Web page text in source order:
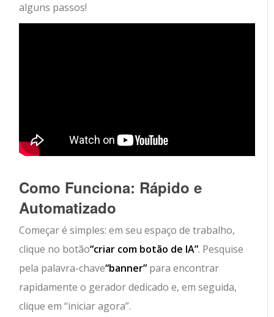
alguns passos!
Como Funciona: Rápido e
Automatizado
Começar é simples: em seu espaço de trabalho,
clique no botão“criar com botão de IA”. Pesquise
pela palavra-chave“banner” para encontrar
rapidamente o gerador dedicado e, em seguida,
clique em “iniciar agora”.